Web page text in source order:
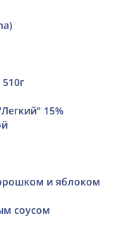
15%
и яблоком
соусом